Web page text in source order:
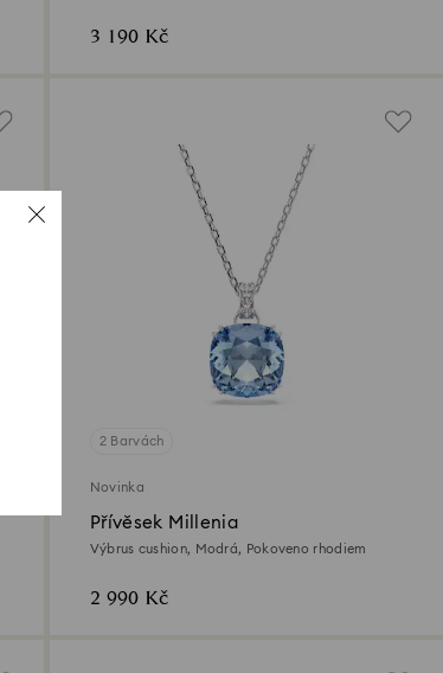
3 190 Kč
2 Barvách
Novinka
Přívěsek Millenia
Výbrus cushion, Modrá, Pokoveno rhodiem
2 990 Kč